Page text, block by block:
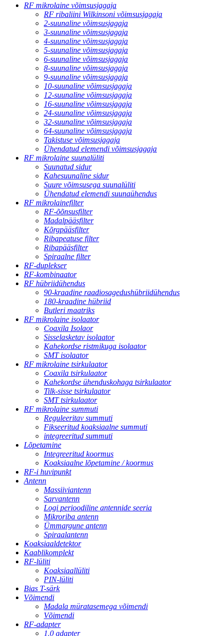
RF mikrolaine võimsusjagaja
RF ribaliini Wilkinsoni võimsusjagaja
2-suunaline võimsusjagaja
3-suunaline võimsusjagaja
4-suunaline võimsusjagaja
5-suunaline võimsusjagaja
6-suunaline võimsusjagaja
8-suunaline võimsusjagaja
9-suunaline võimsusjagaja
10-suunaline võimsusjagaja
12-suunaline võimsusjagaja
16-suunaline võimsusjagaja
24-suunaline võimsusjagaja
32-suunaline võimsusjagaja
64-suunaline võimsusjagaja
Takistuse võimsusjagaja
Ühendatud elemendi võimsusjagaja
RF mikrolaine suunalüliti
Suunatud sidur
Kahesuunaline sidur
Suure võimsusega suunalüliti
Ühendatud elemendi suunaühendus
RF mikrolainefilter
RF-õõnsusfilter
Madalpääsfilter
Kõrgpääsfilter
Ribapeatuse filter
Ribapääsfilter
Spiraalne filter
RF-duplekser
RF-kombinaator
RF hübriidühendus
90-kraadine raadiosagedushübriidühendus
180-kraadine hübriid
Butleri maatriks
RF mikrolaine isolaator
Coaxila Isolaor
Sisselasketav isolaator
Kahekordse ristmikuga isolaator
SMT isolaator
RF mikrolaine tsirkulaator
Coaxila tsirkulaator
Kahekordse ühenduskohaga tsirkulaator
Tilk-sisse tsirkulaator
SMT tsirkulaator
RF mikrolaine summuti
Reguleeritav summuti
Fikseeritud koaksiaalne summuti
integreeritud summuti
Lõpetamine
Integreeritud koormus
Koaksiaalne lõpetamine / koormus
RF-i huvipunkt
Antenn
Massiiviantenn
Sarvantenn
Logi perioodiline antennide seeria
Mikroriba antenn
Ümmargune antenn
Spiraalantenn
Koaksiaaldetektor
Kaablikomplekt
RF-lüliti
Koaksiaallüliti
PIN-lüliti
Bias T-särk
Võimendi
Madala müratasemega võimendi
Võimendi
RF-adapter
1.0 adapter